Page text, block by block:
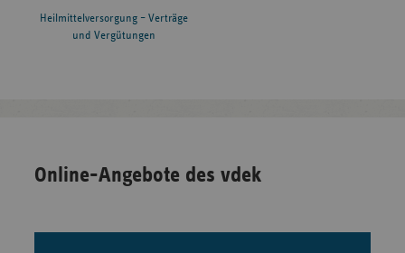
Heilmittelversorgung – Verträge
und Vergütungen
Online-Angebote des vdek